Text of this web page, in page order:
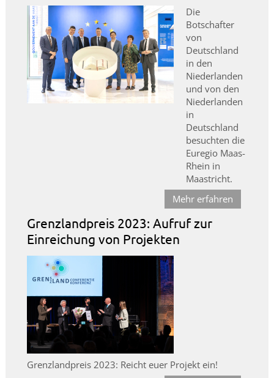
Die
Botschafter
von
Deutschland
in den
Niederlanden
und von den
Niederlanden
in
Deutschland
besuchten die
Euregio Maas-
Rhein in
Maastricht.
Mehr erfahren
Grenzlandpreis 2023: Aufruf zur
Einreichung von Projekten
Grenzlandpreis 2023: Reicht euer Projekt ein!